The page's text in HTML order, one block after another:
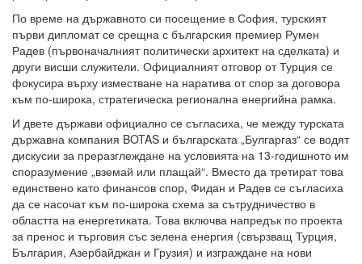
По време на държавното си посещение в София, турският
първи дипломат се срещна с българския премиер Румен
Радев (първоначалният политически архитект на сделката) и
други висши служители. Официалният отговор от Турция се
фокусира върху изместване на наратива от спор за договора
към по-широка, стратегическа регионална енергийна рамка.
И двете държави официално се съгласиха, че между турската
държавна компания BOTAS и българската „Булгаргаз“ се водят
дискусии за преразглеждане на условията на 13-годишното им
споразумение „вземай или плащай“. Вместо да третират това
единствено като финансов спор, Фидан и Радев се съгласиха
да се насочат към по-широка схема за сътрудничество в
областта на енергетиката. Това включва напредък по проекта
за пренос и търговия със зелена енергия (свързващ Турция,
България, Азербайджан и Грузия) и изграждане на нови